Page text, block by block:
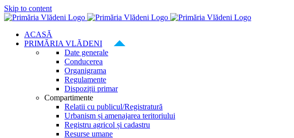
Skip to content
ACASĂ
PRIMĂRIA VLĂDENI
Date generale
Conducerea
Organigrama
Regulamente
Dispoziții primar
Compartimente
Relatii cu publicul/Registratură
Urbanism și amenajarea teritoriului
Registru agricol și cadastru
Resurse umane